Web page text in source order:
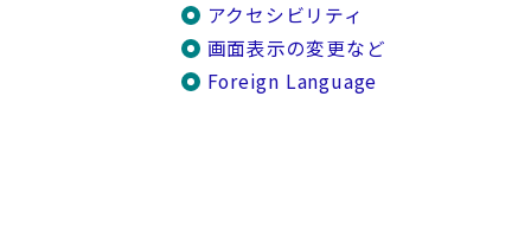
アクセシビリティ
画面表示の変更など
Foreign Language